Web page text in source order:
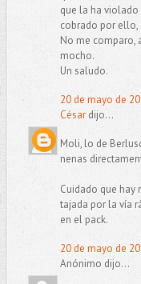
que la ha
cobrado por ello,
No me comparo,
mocho.
Un saludo.
20 de mayo de
Césardijo...
Moli, lo de
nenas
Cuidado que hay
tajada por la vía
en el pack.
20 de mayo de
Anónimo dijo...